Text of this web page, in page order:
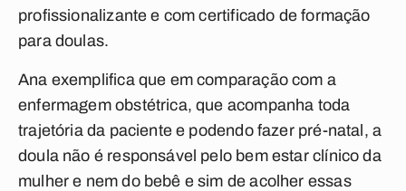
profissionalizante e com certificado de formação
para doulas.
Ana exemplifica que em comparação com a
enfermagem obstétrica, que acompanha toda
trajetória da paciente e podendo fazer pré-natal, a
doula não é responsável pelo bem estar clínico da
mulher e nem do bebê e sim de acolher essas